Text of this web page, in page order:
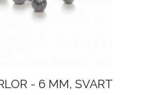
- 6 MM, SVART